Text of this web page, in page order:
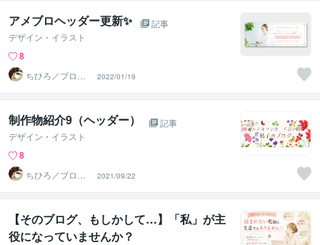
アメブロヘッダー更新✨
記事
デザイン・イラスト
8
ちひろ／ブログ
にもサンプルあ
ります
2022/01/19
制作物紹介9（ヘッダー）
記事
デザイン・イラスト
8
ちひろ／ブログ
にもサンプルあ
ります
2021/09/22
【そのブログ、もしかして…】「私」が主
役になっていませんか？